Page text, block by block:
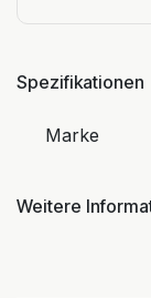
Spezifikationen
Marke
Weitere